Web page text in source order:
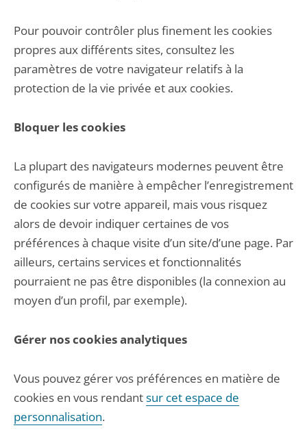
Pour pouvoir contrôler plus finement les cookies
propres aux différents sites, consultez les
paramètres de votre navigateur relatifs à la
protection de la vie privée et aux cookies.
Bloquer les cookies
La plupart des navigateurs modernes peuvent être
configurés de manière à empêcher l’enregistrement
de cookies sur votre appareil, mais vous risquez
alors de devoir indiquer certaines de vos
préférences à chaque visite d’un site/d’une page. Par
ailleurs, certains services et fonctionnalités
pourraient ne pas être disponibles (la connexion au
moyen d’un profil, par exemple).
Gérer nos cookies analytiques
Vous pouvez gérer vos préférences en matière de
cookies en vous rendantsur cet espace de
personnalisation.